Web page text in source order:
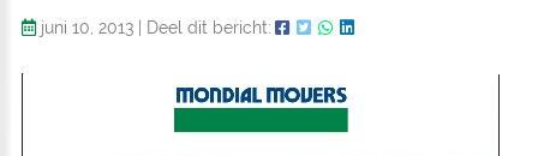
juni 10, 2013 Deel dit bericht: